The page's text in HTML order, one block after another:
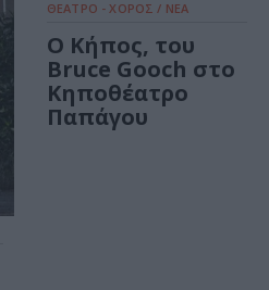
ΘΕΑΤΡΟ - ΧΟΡΟΣ / ΝΕΑ
Ο Κήπος, του
Bruce Gooch στο
Κηποθέατρο
Παπάγου